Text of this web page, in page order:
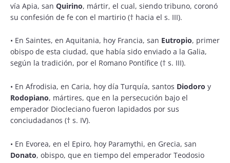
vía Apia, san Quirino, mártir, el cual, siendo tribuno, coronó
su confesión de fe con el martirio († hacia el s. III).
• En Saintes, en Aquitania, hoy Francia, san Eutropio, primer
obispo de esta ciudad, que había sido enviado a la Galia,
según la tradición, por el Romano Pontífice († s. III).
• En Afrodisia, en Caria, hoy día Turquía, santos Diodoro y
Rodopiano, mártires, que en la persecución bajo el
emperador Diocleciano fueron lapidados por sus
conciudadanos († s. IV).
• En Evorea, en el Epiro, hoy Paramythi, en Grecia, san
Donato, obispo, que en tiempo del emperador Teodosio